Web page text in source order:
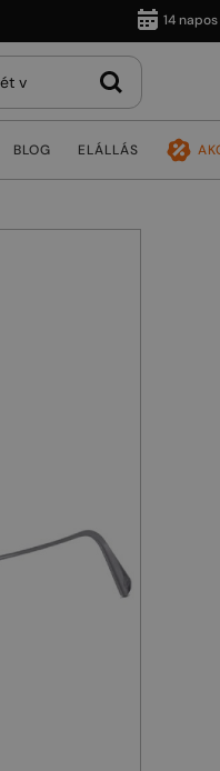
14 napos
BLOG ELÁLLÁS